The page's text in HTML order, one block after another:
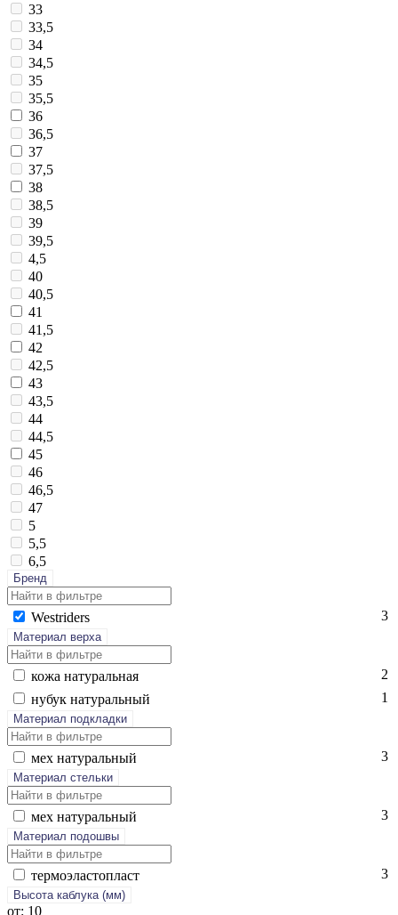
33
33,5
34
34,5
35
35,5
36
36,5
37
37,5
38
38,5
39
39,5
4,5
40
40,5
41
41,5
42
42,5
43
43,5
44
44,5
45
46
46,5
47
5
5,5
6,5
Бренд
West­ri­ders 3
Материал верха
ко­жа на­тураль­ная
2
ну­бук на­тураль­ный
1
Материал подкладки
мех на­тураль­ный 3
Материал стельки
мех на­тураль­ный 3
Материал подошвы
тер­мо­элас­топласт 3
Высота каблука (мм)
от: 10